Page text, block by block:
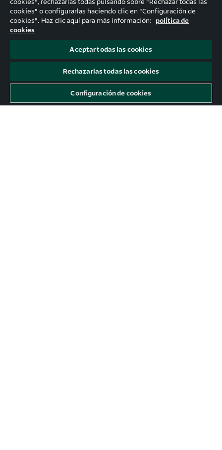
El 18 de julio se abre el proceso de adhesión a
esta medida en estaweb.
cookies”, rechazarlas todas pulsando sobre "Rechazar todas las
cookies" o configurarlas haciendo clic en "Configuración de
cookies". Haz clic aquí para más información: política de
cookies
Aceptar todas las cookies
Rechazarlas todas las cookies
Configuración de cookies